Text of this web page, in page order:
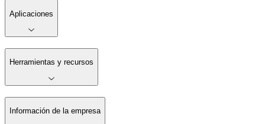
Aplicaciones
Herramientas y recursos
Información de la empresa